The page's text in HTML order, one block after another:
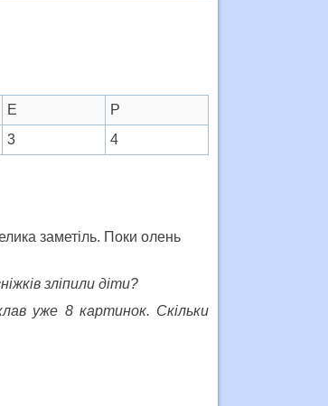
Е
Р
3 4
заметіль. Поки олень
зліпили діти?
уже 8 картинок. Скільки